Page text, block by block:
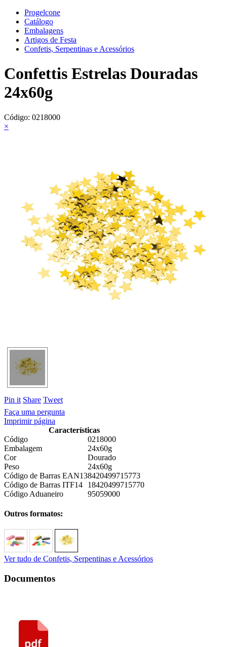
Progelcone
Catálogo
Embalagens
Artigos de Festa
Confetis, Serpentinas e Acessórios
Confettis Estrelas Douradas
24x60g
Código: 0218000
×
Pin it Share Tweet
Faça uma pergunta
Imprimir página
Características
Código
0218000
Embalagem
24x60g
Cor
Dourado
Peso
24x60g
Código de Barras EAN138420499715773
Código de Barras ITF14
18420499715770
Código Aduaneiro
95059000
Outros formatos:
Ver tudo de Confetis, Serpentinas e Acessórios
Documentos